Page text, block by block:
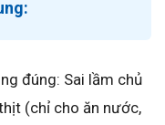
đúng: Sai lầm chủ
(chỉ cho ăn nước,